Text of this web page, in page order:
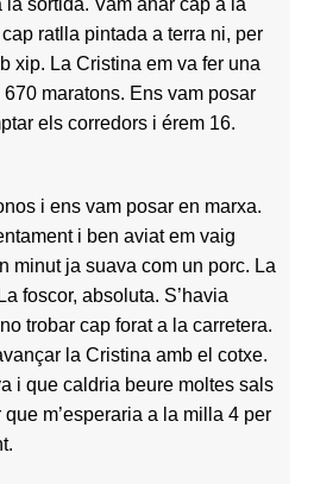
sortida. Vam anar cap a la
ratlla pintada a terra ni, per
xip. La Cristina em va fer una
maratons. Ens vam posar
els corredors i érem 16.
i ens vam posar en marxa.
i ben aviat em vaig
minut ja suava com un porc. La
foscor, absoluta. S’havia
trobar cap forat a la carretera.
la Cristina amb el cotxe.
i que caldria beure moltes sals
m’esperaria a la milla 4 per